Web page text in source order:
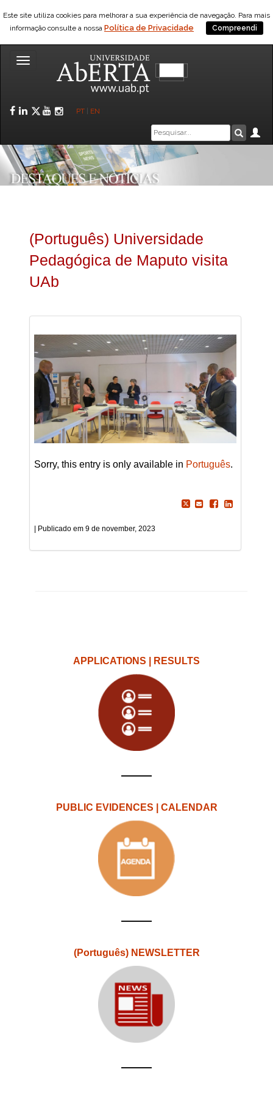
Este site utiliza cookies para melhorar a sua experiência de navegação. Para mais
informação consulte a nossa Política de Privacidade Compreendi
Toggle
Facebook
LinkedIn
Twitter
YouTube
Instagram
PT EN
Caixa
de
pesquisa
(Português) Universidade
Pedagógica de Maputo visita
UAb
Sorry, this entry is only available in Português.
9 de november, 2023
APPLICATIONS | RESULTS
PUBLIC EVIDENCES | CALENDAR
(Português) NEWSLETTER